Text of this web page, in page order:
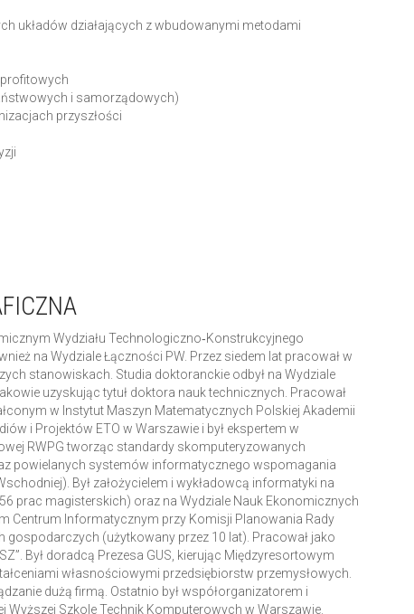
układów działających z wbudowanymi metodami
i samorządowych)
przyszłości
Wydziału Technologiczno‑Konstrukcyjnego
na Wydziale Łączności PW. Przez siedem lat pracował w
stanowiskach. Studia doktoranckie odbył na Wydziale
uzyskując tytuł doktora nauk technicznych. Pracował
w Instytut Maszyn Matematycznych Polskiej Akademii
i Projektów ETO w Warszawie i był ekspertem w
RWPG tworząc standardy skomputeryzowanych
powielanych systemów informatycznego wspomagania
Był założycielem i wykładowcą informatyki na
prac magisterskich) oraz na Wydziale Nauk Ekonomicznych
Centrum Informatycznym przy Komisji Planowania Rady
(użytkowany przez 10 lat). Pracował jako
Był doradcą Prezesa GUS, kierując Międzyresortowym
własnościowymi przedsiębiorstw przemysłowych.
dużą firmą. Ostatnio był współorganizatorem i
Szkole Technik Komputerowych w Warszawie.